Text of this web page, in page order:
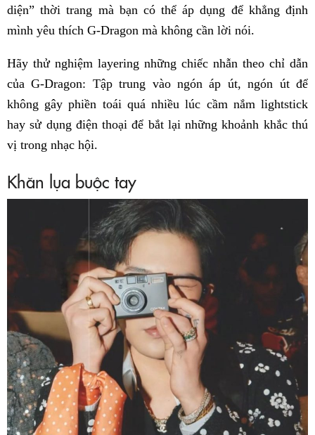
diện” thời trang mà bạn có thể áp dụng để khẳng định
mình yêu thích G-Dragon mà không cần lời nói.
Hãy thử nghiệm layering những chiếc nhẫn theo chỉ dẫn
của G-Dragon: Tập trung vào ngón áp út, ngón út để
không gây phiền toái quá nhiều lúc cầm nắm lightstick
hay sử dụng điện thoại để bắt lại những khoảnh khắc thú
vị trong nhạc hội.
Khăn lụa buộc tay